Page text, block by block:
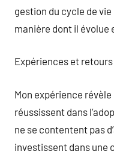
gestion du cycle de
manière dont il évolue
Expériences et retours
Mon expérience
réussissent dans
ne se contentent pas
investissent dans une